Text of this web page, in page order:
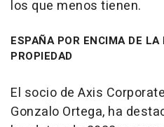
los que menos tienen.
ESPAÑA POR ENCIMA DE
PROPIEDAD
El socio de Axis
Gonzalo Ortega, ha